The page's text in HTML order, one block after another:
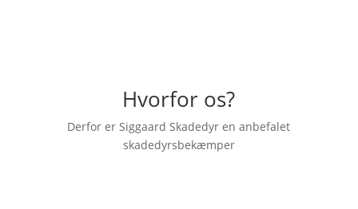
Hvorfor os?
Derfor er Siggaard Skadedyr en anbefalet
skadedyrsbekæmper